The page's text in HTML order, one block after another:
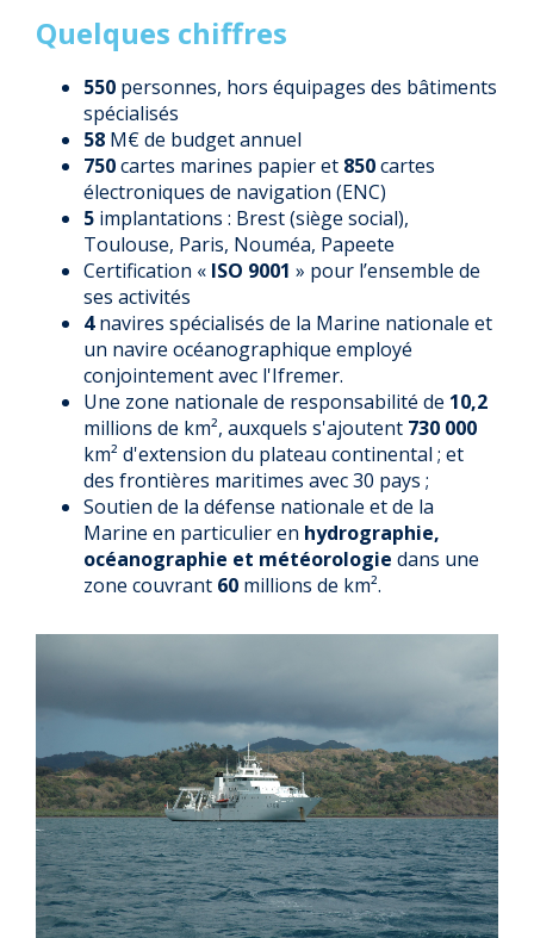
Quelques chiffres
550 personnes, hors équipages des bâtiments
spécialisés
58 M€ de budget annuel
750cartes marines papier et 850cartes
électroniques de navigation (ENC)
5 implantations : Brest (siège social),
Toulouse, Paris, Nouméa, Papeete
Certification « ISO 9001 » pour l’ensemble de
ses activités
4navires spécialisés de la Marine nationale et
un navire océanographique employé
conjointement avec l'Ifremer.
Une zone nationale de responsabilité de 10,2
millions de km², auxquels s'ajoutent 730 000
km² d'extension du plateau continental ; et
des frontières maritimes avec 30 pays ;
Soutien de la défense nationale et de la
Marine en particulier en hydrographie,
océanographie et météorologie dans une
zone couvrant 60 millions de km².